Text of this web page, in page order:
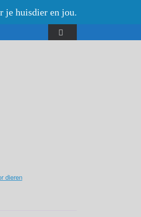
je huisdier en jou.
dieren